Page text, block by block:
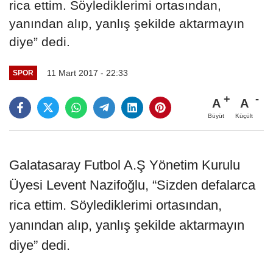
rica ettim. Söylediklerimi ortasından,
yanından alıp, yanlış şekilde aktarmayın
diye” dedi.
SPOR 11 Mart 2017 - 22:33
A
Büyüt
A
Küçült
Galatasaray Futbol A.Ş Yönetim Kurulu
Üyesi Levent Nazifoğlu, “Sizden defalarca
rica ettim. Söylediklerimi ortasından,
yanından alıp, yanlış şekilde aktarmayın
diye” dedi.